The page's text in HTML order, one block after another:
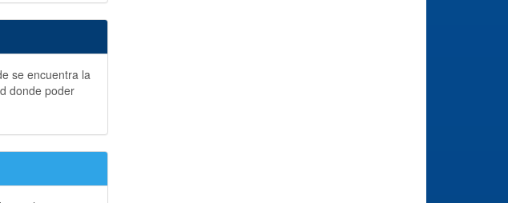
se encuentra la
donde poder